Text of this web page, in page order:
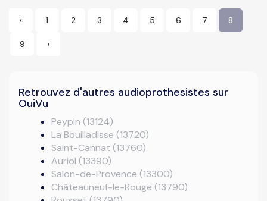
‹ 1 2 3 4 5 6 7 8
9 ›
Retrouvez d'autres audioprothesistes sur
OuiVu
Peypin (13124)
La Bouilladisse (13720)
Saint-Cannat (13760)
Auriol (13390)
Salon-de-Provence (13300)
Châteauneuf-le-Rouge (13790)